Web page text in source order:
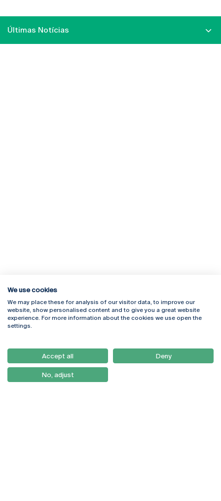
Últimas Notícias
Rua Diogo Botelho 1327
4169-005 Porto
+351 226 196 240
Campus Online
Webmail
Como Chegar
Newsletter
We use cookies
We may place these for analysis of our visitor data, to improve our
website, show personalised content and to give you a great website
experience. For more information about the cookies we use open the
settings.
Accept all Deny
No, adjust